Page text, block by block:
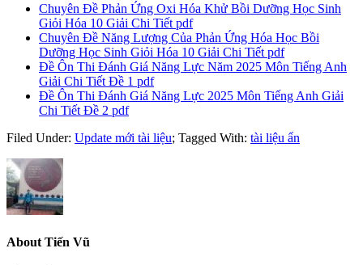
Chuyên Đề Phản Ứng Oxi Hóa Khử Bồi Dưỡng Học Sinh
Giỏi Hóa 10 Giải Chi Tiết pdf
Chuyên Đề Năng Lượng Của Phản Ứng Hóa Học Bồi
Dưỡng Học Sinh Giỏi Hóa 10 Giải Chi Tiết pdf
Đề Ôn Thi Đánh Giá Năng Lực Năm 2025 Môn Tiếng Anh
Giải Chi Tiết Đề 1 pdf
Đề Ôn Thi Đánh Giá Năng Lực 2025 Môn Tiếng Anh Giải
Chi Tiết Đề 2 pdf
Filed Under: Update mới tài liệu; Tagged With: tài liệu ẩn
About Tiến Vũ